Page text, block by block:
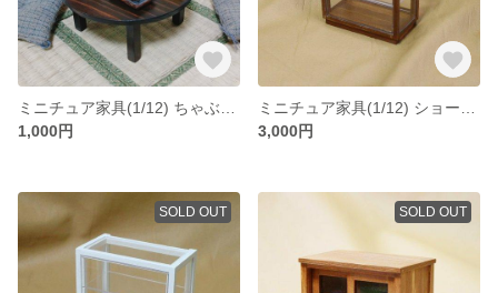
1,000円
3,000円
SOLD OUT SOLD OUT